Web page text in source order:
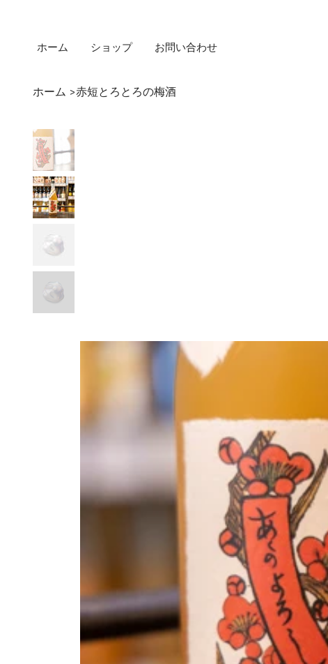
ホーム ショップ お問い合わせ
ホーム >赤短とろとろの梅酒